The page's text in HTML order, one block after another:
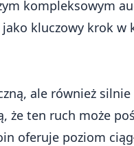
kompleksowym
kluczowy krok w
ale również silnie
że ten ruch może
oferuje poziom